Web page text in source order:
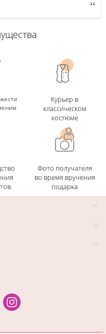
Курьер в
классическом
костюме
Фото получателя
во время вручения
подарка